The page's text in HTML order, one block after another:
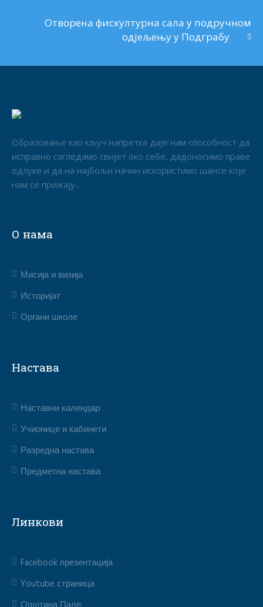
Отворена фискултурна сала у подручном
одјељењу у Подграбу
Образовање као кључ напретка даје нам способност да
исправно сагледамо свијет око себе, дадоносимо праве
одлуке и да на најбољи начин искористимо шансе које
нам се прижају...
О нама
Мисија и визија
Историјат
Органи школе
Настава
Наставни календар
Учионице и кабинети
Разредна настава
Предметна настава
Линкови
Facebook презентација
Youtube страница